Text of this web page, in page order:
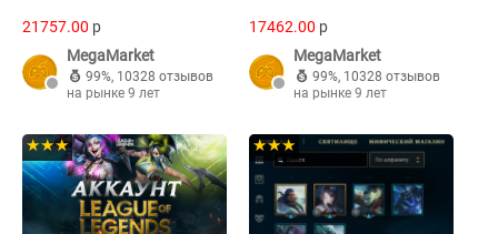
21757.00 p
MegaMarket
99%, 10328 отзывов
на рынке 9 лет
17462.00 p
MegaMarket
99%, 10328 отзывов
на рынке 9 лет
★★★ ★★★